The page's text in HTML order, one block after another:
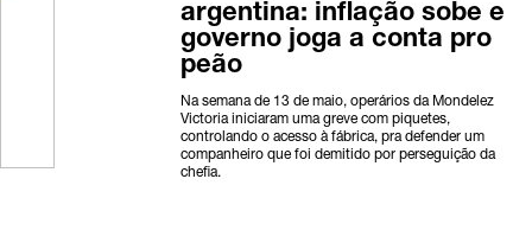
argentina: inflação sobe e
governo joga a conta pro
peão
Na semana de 13 de maio, operários da Mondelez
Victoria iniciaram uma greve com piquetes,
controlando o acesso à fábrica, pra defender um
companheiro que foi demitido por perseguição da
chefia.